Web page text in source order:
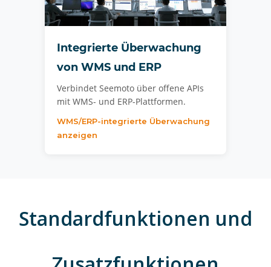
Integrierte Überwachung
von WMS und ERP
Verbindet Seemoto über offene APIs
mit WMS- und ERP-Plattformen.
WMS/ERP-integrierte Überwachung
anzeigen
Standardfunktionen und